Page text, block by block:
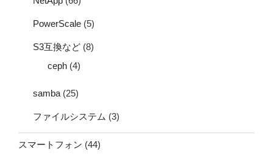
PowerScale (5)
S3互換など (8)
ceph (4)
samba (25)
ファイルシステム (3)
スマートフォン (44)